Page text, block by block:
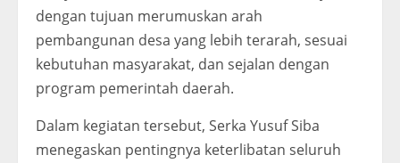
dengan tujuan merumuskan arah
pembangunan desa yang lebih terarah, sesuai
kebutuhan masyarakat, dan sejalan dengan
program pemerintah daerah.
Dalam kegiatan tersebut, Serka Yusuf Siba
menegaskan pentingnya keterlibatan seluruh